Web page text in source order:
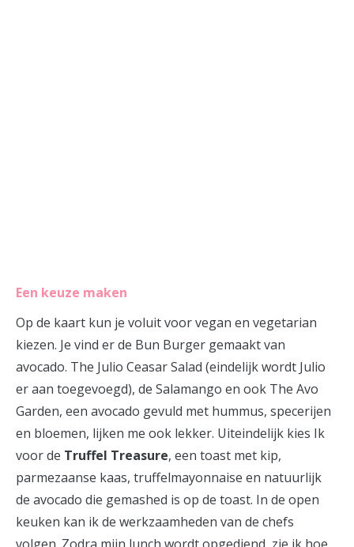
Een keuze maken
Op de kaart kun je voluit voor vegan en vegetarian
kiezen. Je vind er de Bun Burger gemaakt van
avocado. The Julio Ceasar Salad (eindelijk wordt Julio
er aan toegevoegd), de Salamango en ook The Avo
Garden, een avocado gevuld met hummus, specerijen
en bloemen, lijken me ook lekker. Uiteindelijk kies Ik
voor de Truffel Treasure, een toast met kip,
parmezaanse kaas, truffelmayonnaise en natuurlijk
de avocado die gemashed is op de toast. In de open
keuken kan ik de werkzaamheden van de chefs